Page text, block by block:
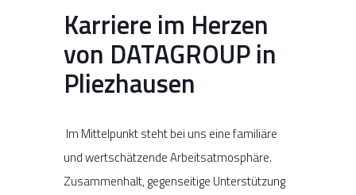
Karriere im Herzen
von DATAGROUP in
Pliezhausen
Im Mittelpunkt steht bei uns eine familiäre
und wertschätzende Arbeitsatmosphäre.
Zusammenhalt, gegenseitige Unterstützung